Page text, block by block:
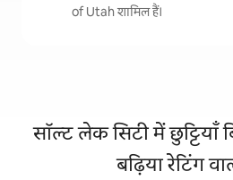
of Utah शामिल हैं।
सॉल्ट लेक सिटी में
बढ़िया रेटिंग